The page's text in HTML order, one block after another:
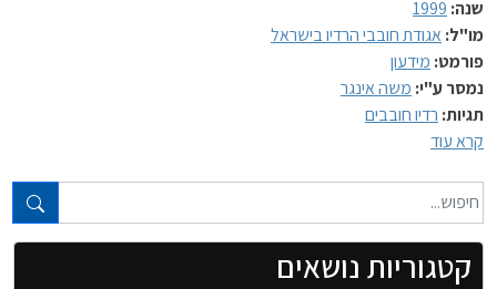
טקסט חופשי...
קטגוריות נושאים
שנה: 1999
מו"ל: אגודת חובבי הרדיו בישראל
פורמט: מידעון
נמסר ע"י: משה אינגר
תגיות: רדיו חובבים
קרא עוד